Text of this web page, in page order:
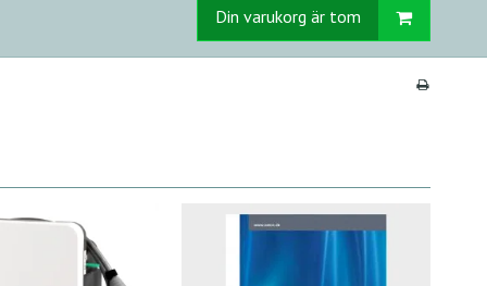
Din varukorg är tom